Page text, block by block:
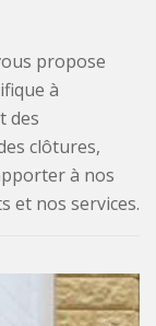
propose
à
des
clôtures,
à nos
et nos services.